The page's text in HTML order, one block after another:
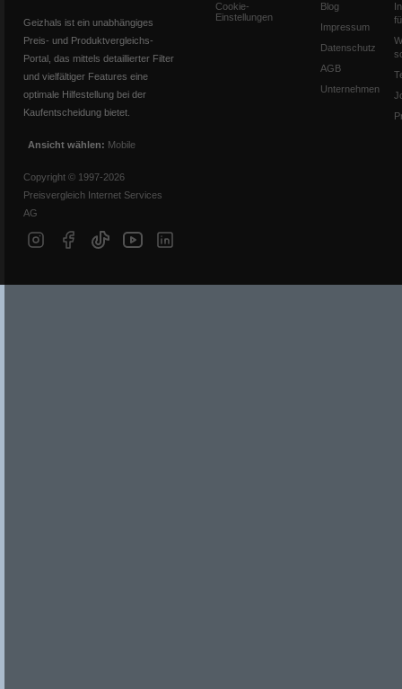
Geizhals ist ein unabhängiges
Preis- und Produktvergleichs-
Portal, das mittels detaillierter Filter
und vielfältiger Features eine
optimale Hilfestellung bei der
Kaufentscheidung bietet.
Ansicht wählen: Mobile
Copyright © 1997-2026
Preisvergleich Internet Services
AG
Cookie-
Einstellungen
Blog
Impressum
Datenschutz
AGB
Unternehmen